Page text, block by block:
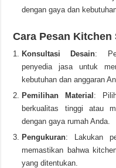
dengan gaya dan
Cara Pesan
Konsultasi Desain:
penyedia jasa untuk
kebutuhan dan anggaran
Pemilihan Material :
berkualitas tinggi atau
dengan gaya rumah Anda.
Pengukuran: Lakukan
memastikan bahwa
yang ditentukan.